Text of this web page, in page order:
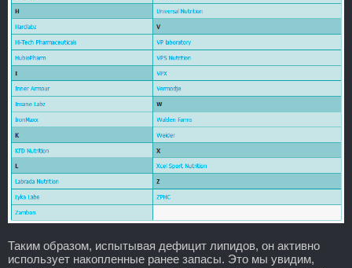
Таким образом, испытывая дефицит липидов, он активно
использует накопленные ранее запасы. Это мы увидим,